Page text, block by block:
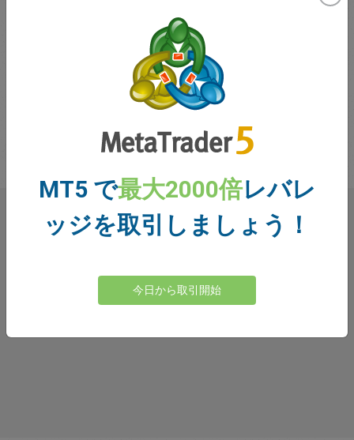
2001年の創業から、当社は個人投資家のお客様が取引目
標を達成するためのツールと環境を提供してきました。隠
れ手数料を一切課すことなく、透明な価格保証を行ってき
たことが企業努力の筆頭です。easyMarketsの自社取引プ
ラットフォームとMT4の両方がパソコンとスマホの両方で
利用可能です。インターネット回線さえあれば、どこから
でもトレード出来ます。
トレーダーの皆様のご意見
MT5 で最大2000倍レバレ
ッジを取引しましょう！
今日から取引開始